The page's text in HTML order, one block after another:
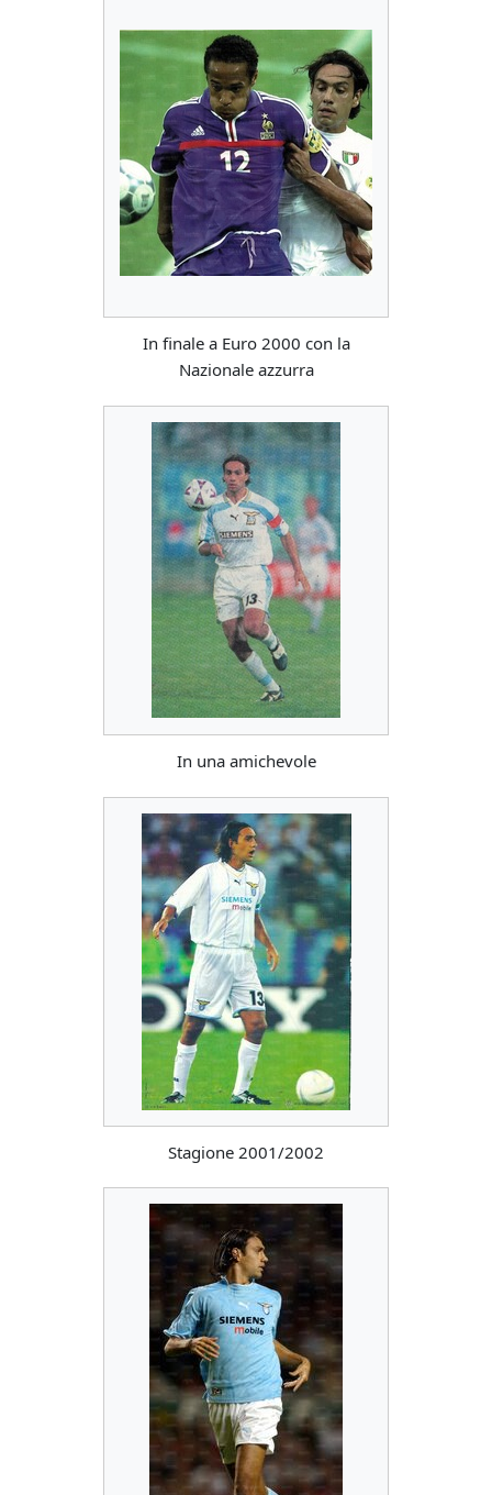
In finale a Euro 2000 con la
Nazionale azzurra
In una amichevole
Stagione 2001/2002